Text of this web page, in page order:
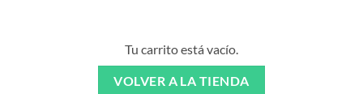
Tu carrito está vacío.
VOLVER A LA TIENDA